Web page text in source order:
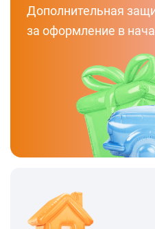
Дополнительная
за оформление в